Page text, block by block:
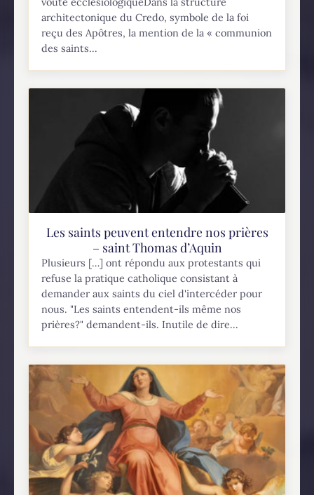
architectonique du Credo, symbole de la foi
reçu des Apôtres, la mention de la « communion
des saints...
Les saints peuvent entendre nos prières
– saint Thomas d’Aquin
Plusieurs […] ont répondu aux protestants qui
refuse la pratique catholique consistant à
demander aux saints du ciel d'intercéder pour
nous. "Les saints entendent-ils même nos
prières?" demandent-ils. Inutile de dire...